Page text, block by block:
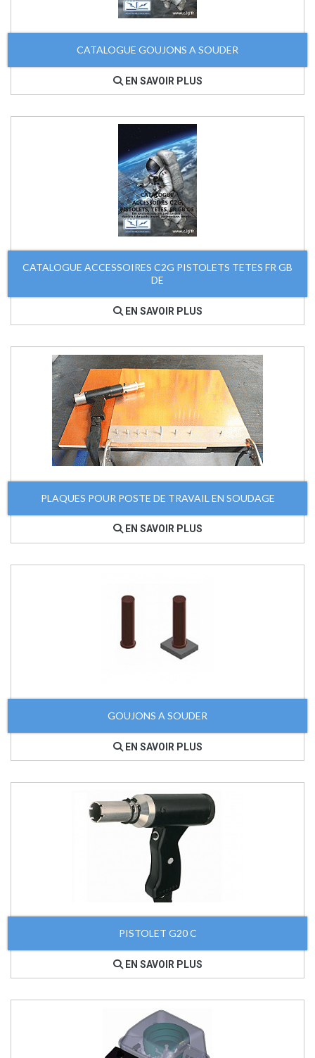
CATALOGUE GOUJONS A SOUDER
EN SAVOIR PLUS
CATALOGUE ACCESSOIRES C2G PISTOLETS TETES FR GB
DE
EN SAVOIR PLUS
PLAQUES POUR POSTE DE TRAVAIL EN SOUDAGE
EN SAVOIR PLUS
GOUJONS A SOUDER
EN SAVOIR PLUS
PISTOLET G20 C
EN SAVOIR PLUS